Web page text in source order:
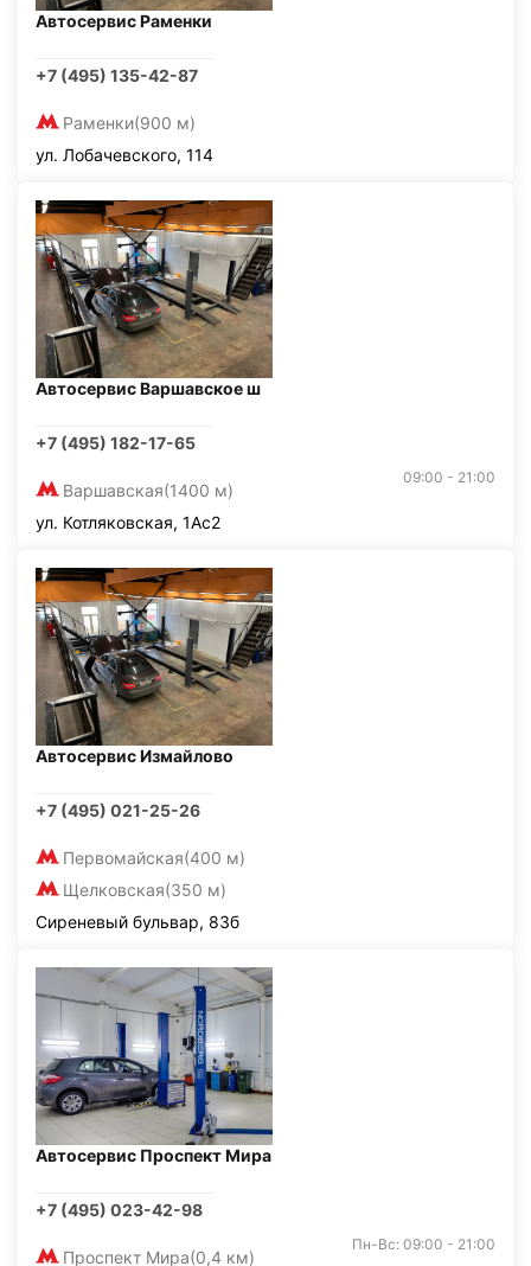
Автосервис Раменки
+7 (495) 135-42-87
Раменки(900 м)
ул. Лобачевского, 114
Автосервис Варшавское ш
+7 (495) 182-17-65
Варшавская(1400 м)
09:00 - 21:00
ул. Котляковская, 1Ас2
Автосервис Измайлово
+7 (495) 021-25-26
Первомайская(400 м)
Щелковская(350 м)
Сиреневый бульвар, 83б
Автосервис Проспект Мира
+7 (495) 023-42-98
Проспект Мира(0,4 км)
Пн-Вс: 09:00 - 21:00